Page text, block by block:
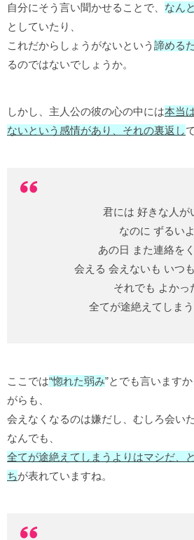
自分にそう言い聞かせることで、 なん
としていたり、
これだからしょうがないという 諦める
るのではないでしょうか。
しかし、主人公の彼の心の中には本当
ないという感情があり、それの裏返し
君には 好きな人が
なのに ずるいよ
あの日 また連絡を
会える 会えないも いつ
それでも よかっ
全てが途絶えてしま
ここでは“惚れた弱み”とでも言います
がらも、
会えなくなるのは嫌だし、むしろ会い
なんでも、
全てが途絶えてしまうよりはマシだ、
ちが表れていますね。